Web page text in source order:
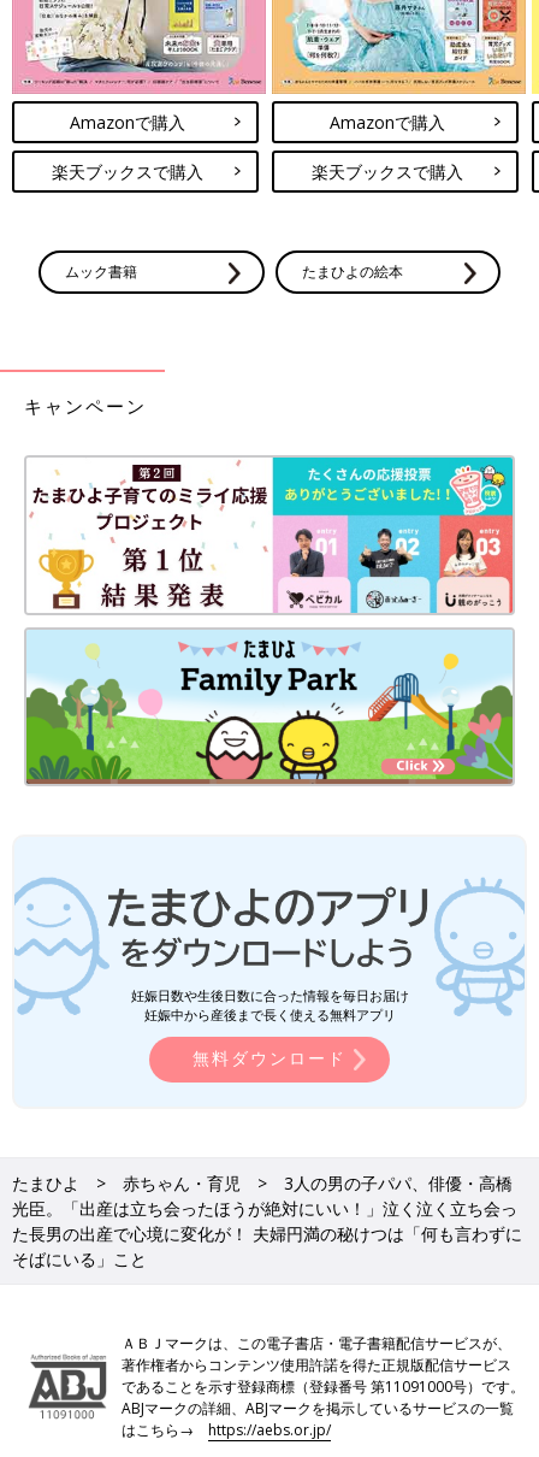
Amazonで購入
楽天ブックスで購入
Amazonで購入
楽天ブックスで購入
ムック書籍 たまひよの絵本
キャンペーン
妊娠日数や生後日数に合った情報を毎日お届け
妊娠中から産後まで長く使える無料アプリ
無料ダウンロード
たまひよ 赤ちゃん・育児
3人の男の子パパ、俳優・高橋
光臣。「出産は立ち会ったほうが絶対にいい！」泣く泣く立ち会っ
た長男の出産で心境に変化が！ 夫婦円満の秘けつは「何も言わずに
そばにいる」こと
ＡＢＪマークは、この電子書店・電子書籍配信サービスが、
著作権者からコンテンツ使用許諾を得た正規版配信サービス
であることを示す登録商標（登録番号 第11091000号）です。
ABJマークの詳細、ABJマークを掲示しているサービスの一覧
はこちら→https://aebs.or.jp/